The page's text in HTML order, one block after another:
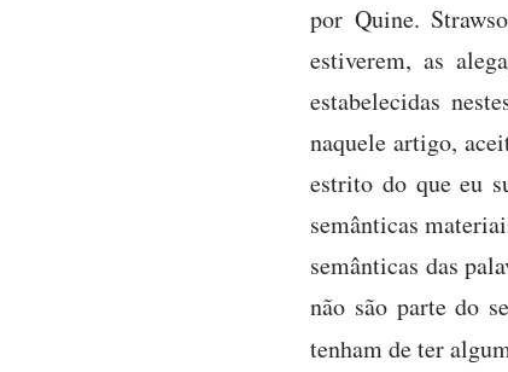
por Quine.
estiverem, as
estabelecidas
naquele artigo,
estrito do que eu
semânticas
semânticas das
não são parte do
tenham de ter